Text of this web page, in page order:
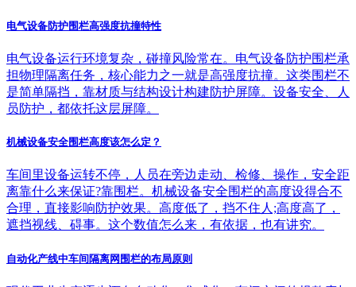
电气设备防护围栏高强度抗撞特性
电气设备运行环境复杂，碰撞风险常在。电气设备防护围栏承
担物理隔离任务，核心能力之一就是高强度抗撞。这类围栏不
是简单隔挡，靠材质与结构设计构建防护屏障。设备安全、人
员防护，都依托这层屏障。
机械设备安全围栏高度该怎么定？
车间里设备运转不停，人员在旁边走动、检修、操作，安全距
离靠什么来保证?靠围栏。机械设备安全围栏的高度设得合不
合理，直接影响防护效果。高度低了，挡不住人;高度高了，
遮挡视线、碍事。这个数值怎么来，有依据，也有讲究。
自动化产线中车间隔离网围栏的布局原则